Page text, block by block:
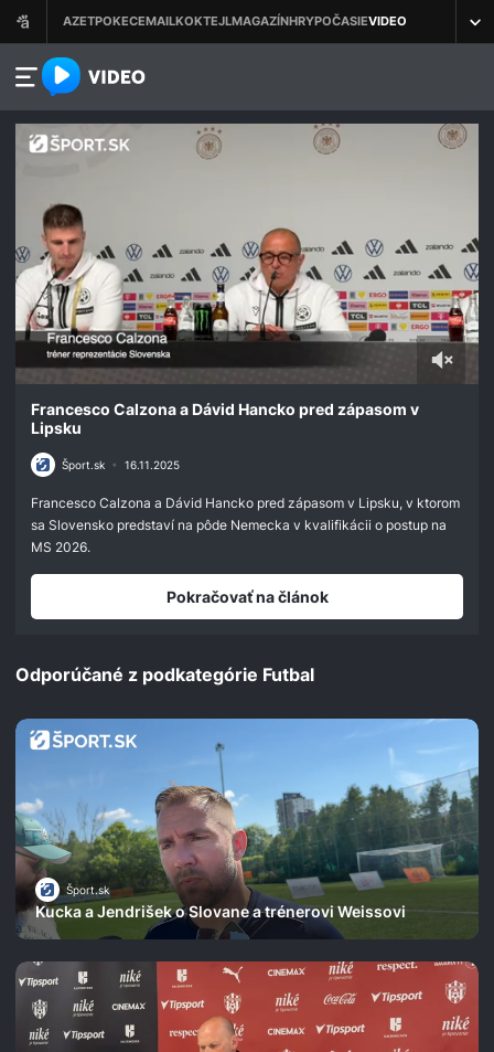
azet.video.sk
seconds
minutes,
seconds
Francesco Calzona a Dávid Hancko pred zápasom v
Lipsku
Šport.sk • 16.11.2025
Francesco Calzona a Dávid Hancko pred zápasom v Lipsku, v ktorom
sa Slovensko predstaví na pôde Nemecka v kvalifikácii o postup na
MS 2026.
Pokračovať na článok
Odporúčané z podkategórie Futbal
Šport.sk
Kucka a Jendrišek o Slovane a trénerovi Weissovi